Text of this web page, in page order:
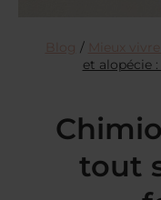
Blog / Mieux
et alopécie
tout